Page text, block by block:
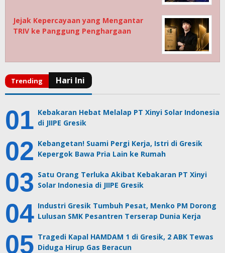
Jejak Kepercayaan yang Mengantar
TRIV ke Panggung Penghargaan
Kebakaran Hebat Melalap PT Xinyi Solar Indonesia
di JIIPE Gresik
Kebangetan! Suami Pergi Kerja, Istri di Gresik
Kepergok Bawa Pria Lain ke Rumah
Satu Orang Terluka Akibat Kebakaran PT Xinyi
Solar Indonesia di JIIPE Gresik
Industri Gresik Tumbuh Pesat, Menko PM Dorong
Lulusan SMK Pesantren Terserap Dunia Kerja
Tragedi Kapal HAMDAM 1 di Gresik, 2 ABK Tewas
Diduga Hirup Gas Beracun